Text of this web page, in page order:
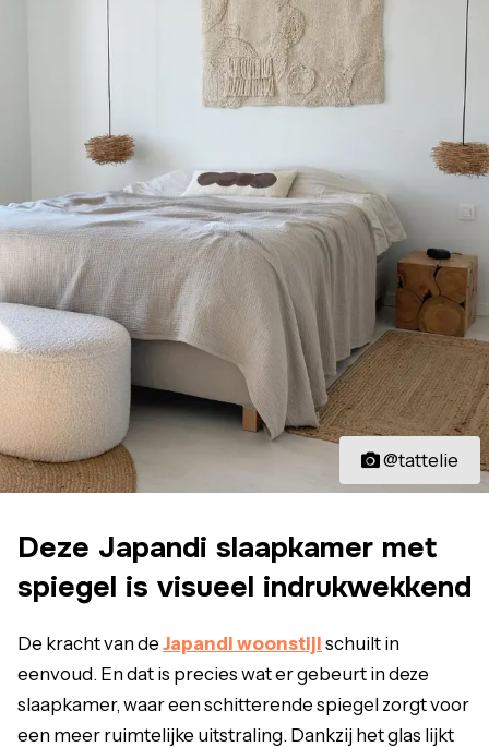
@tattelie
Deze Japandi slaapkamer met
spiegel is visueel indrukwekkend
De kracht van de Japandi woonstijl schuilt in
eenvoud. En dat is precies wat er gebeurt in deze
slaapkamer, waar een schitterende spiegel zorgt voor
een meer ruimtelijke uitstraling. Dankzij het glas lijkt